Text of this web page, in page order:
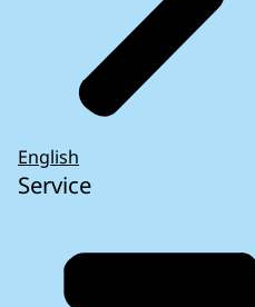
English
Service